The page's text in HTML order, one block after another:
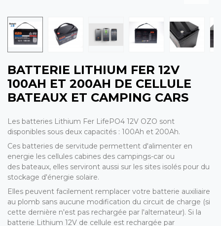
BATTERIE LITHIUM FER 12V
100AH ET 200AH DE CELLULE
BATEAUX ET CAMPING CARS
Les batteries Lithium Fer LifePO4 12V OZO sont
disponibles sous deux capacités : 100Ah et 200Ah.
Ces batteries de servitude permettent d'alimenter en
energie les cellules cabines des campings-car ou
des bateaux, elles serviront aussi sur les sites isolés pour du
stockage d'énergie solaire.
Elles peuvent facilement remplacer votre batterie auxiliaire
au plomb sans aucune modification du circuit de charge (si
cette dernière n'est pas rechargée par l'alternateur). Si la
batterie Lithium 12V de cellule est rechargée par